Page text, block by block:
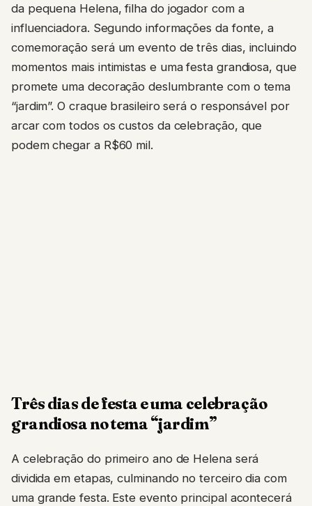
da pequena Helena, filha do jogador com a
influenciadora. Segundo informações da fonte, a
comemoração será um evento de três dias, incluindo
momentos mais intimistas e uma festa grandiosa, que
promete uma decoração deslumbrante com o tema
“jardim”. O craque brasileiro será o responsável por
arcar com todos os custos da celebração, que
podem chegar a R$60 mil.
Três dias de festa e uma celebração
grandiosa no tema “jardim”
A celebração do primeiro ano de Helena será
dividida em etapas, culminando no terceiro dia com
uma grande festa. Este evento principal acontecerá